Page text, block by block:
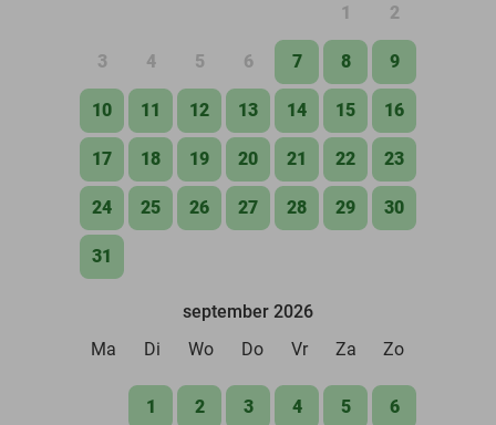
1 2
3 4 5 6 7 8 9
10 11 12 13 14 15 16
17 18 19 20 21 22 23
24 25 26 27 28 29 30
31
september 2026
Ma
Di Wo Do Vr Za Zo
1 2 3 4 5 6